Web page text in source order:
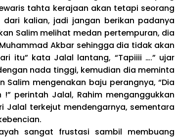
tahta kerajaan akan tetapi seorang
kalian, jadi jangan berikan padanya
Salim melihat medan pertempuran, dia
Akbar sehingga dia tidak akan
itu” kata Jalal lantang, “Tapiiii ….” ujar
nada tinggi, kemudian dia meminta
Salim mengenakan baju perangnya, “Dia
perintah Jalal, Rahim menganggukkan
terkejut mendengarnya, sementara
sangat frustasi sambil membuang